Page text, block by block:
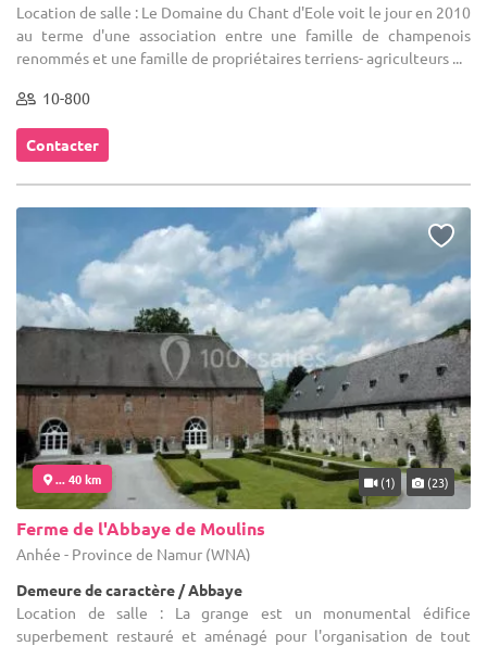
Location de salle : Le Domaine du Chant d'Eole voit le jour en 2010
au terme d'une association entre une famille de champenois
renommés et une famille de propriétaires terriens- agriculteurs ...
10-800
Contacter
... 40 km (1) (23)
Ferme de l'Abbaye de Moulins
Anhée - Province de Namur (WNA)
Demeure de caractère / Abbaye
Location de salle : La grange est un monumental édifice
superbement restauré et aménagé pour l'organisation de tout